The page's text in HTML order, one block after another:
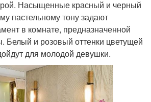
Насыщенные красный и черный
пастельному тону задают
в комнате, предназначенной
Белый и розовый оттенки цветущей
для молодой девушки.